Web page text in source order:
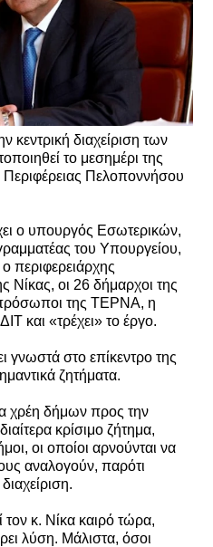
κεντρική διαχείριση των
το μεσημέρι της
Πελοποννήσου
ο υπουργός Εσωτερικών,
του Υπουργείου,
περιφερειάρχης
οι 26 δήμαρχοι της
της ΤΕΡΝΑ, η
και «τρέχει» το έργο.
γνωστά στο επίκεντρο της
ζητήματα.
χρέη δήμων προς την
κρίσιμο ζήτημα,
οι οποίοι αρνούνται να
αναλογούν, παρότι
κ. Νίκα καιρό τώρα,
λύση. Μάλιστα, όσοι